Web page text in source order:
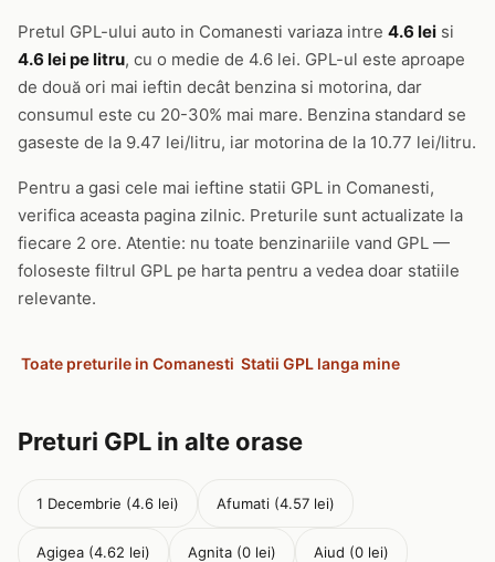
Pretul GPL-ului auto in Comanesti variaza intre 4.6 lei si
4.6 lei pe litru, cu o medie de 4.6 lei. GPL-ul este aproape
de două ori mai ieftin decât benzina si motorina, dar
consumul este cu 20-30% mai mare. Benzina standard se
gaseste de la 9.47 lei/litru, iar motorina de la 10.77 lei/litru.
Pentru a gasi cele mai ieftine statii GPL in Comanesti,
verifica aceasta pagina zilnic. Preturile sunt actualizate la
fiecare 2 ore. Atentie: nu toate benzinariile vand GPL —
foloseste filtrul GPL pe harta pentru a vedea doar statiile
relevante.
Toate preturile in Comanesti Statii GPL langa mine
Preturi GPL in alte orase
1 Decembrie (4.6 lei) Afumati (4.57 lei)
Agigea (4.62 lei) Agnita (0 lei) Aiud (0 lei)